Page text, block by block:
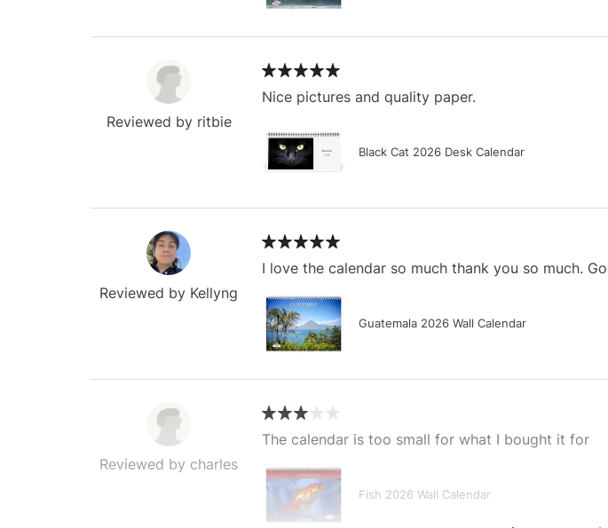
Reviewed by ritbie
Nice pictures and quality paper.
Black Cat 2026 Desk Calendar
Reviewed by Kellyng
I love the calendar so much thank you so much.
Guatemala 2026 Wall Calendar
Reviewed by charles
The calendar is too small for what I bought it for
Fish 2026 Wall Calendar